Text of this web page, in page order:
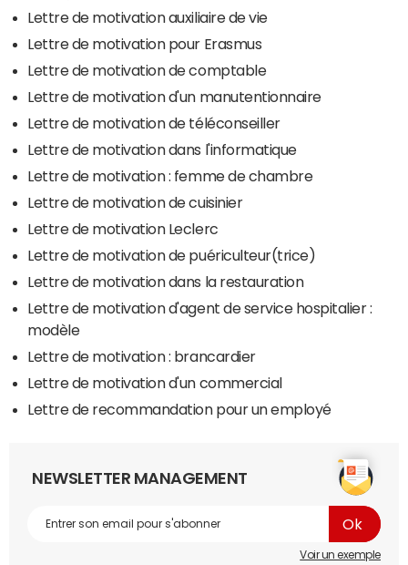
Lettre de motivation auxiliaire de vie
Lettre de motivation pour Erasmus
Lettre de motivation de comptable
Lettre de motivation d'un manutentionnaire
Lettre de motivation de téléconseiller
Lettre de motivation dans l'informatique
Lettre de motivation : femme de chambre
Lettre de motivation de cuisinier
Lettre de motivation Leclerc
Lettre de motivation de puériculteur(trice)
Lettre de motivation dans la restauration
Lettre de motivation d'agent de service hospitalier :
modèle
Lettre de motivation : brancardier
Lettre de motivation d'un commercial
Lettre de recommandation pour un employé
NEWSLETTER MANAGEMENT
Voir un exemple